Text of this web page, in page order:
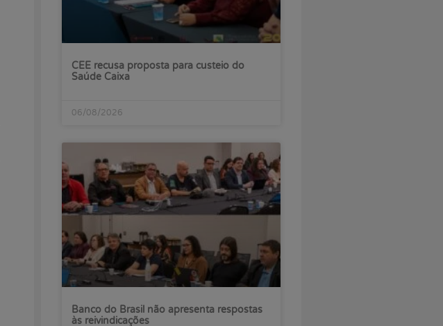
CEE recusa proposta para custeio do
Saúde Caixa
06/08/2026
Banco do Brasil não apresenta respostas
às reivindicações